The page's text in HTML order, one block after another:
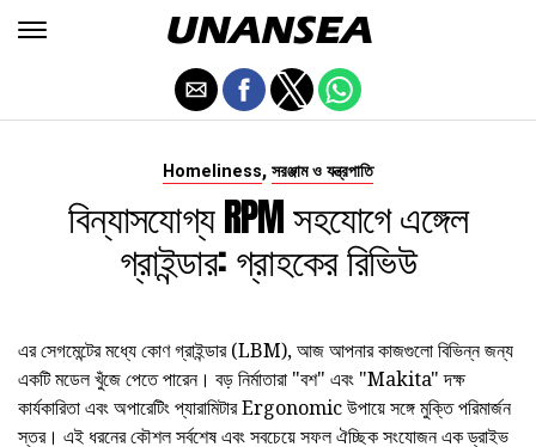
Homeliness, সরঞ্জাম ও যন্ত্রপাতি
বিন্যাসযোগ্য RPM সহযোগে এঙ্গেল
গ্রাইন্ডার: গ্রাহকের রিভিউ
এর সেগমেন্টের মধ্যে কোণ গ্রাইন্ডার (LBM), আজ আপনার কাজগুলো বিভিন্ন জন্য
একটি মডেল খুঁজে পেতে পারেন। বড় নির্মাতারা "বশ" এবং "Makita" দক্ষ
কার্যকারিতা এবং অপারেটিং প্যারামিটার Ergonomic উপায়ে সঙ্গে মুক্তি পরিমার্জন
স্তর। এই ধরনের কৌশল সর্বশেষ এবং সবচেয়ে সফল ঐচ্ছিক সংযোজন এক ড্রাইভ